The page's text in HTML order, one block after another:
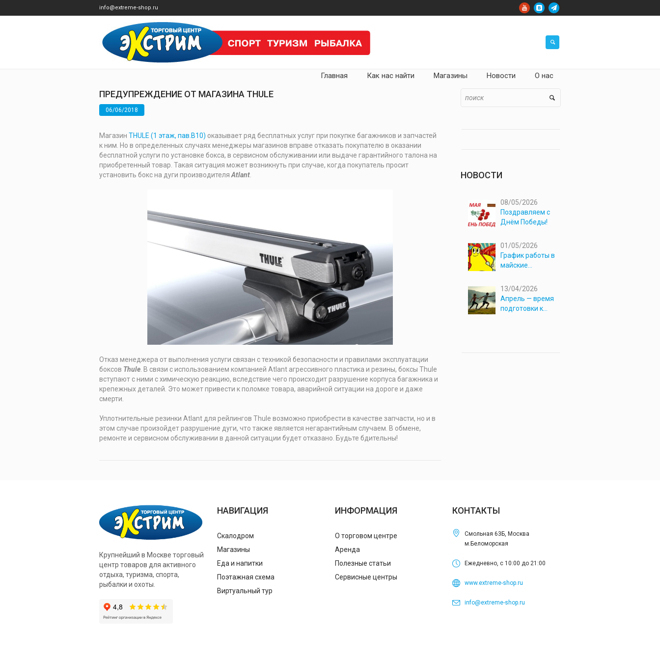
info@extreme-shop.ru
Главная Как нас найти Магазины Новости О нас
ПРЕДУПРЕЖДЕНИЕ ОТ МАГАЗИНА THULE
06/06/2018
Магазин THULE (1 этаж, пав.В10) оказывает ряд бесплатных услуг при покупке багажников и запчастей
к ним. Но в определенных случаях менеджеры магазинов вправе отказать покупателю в оказании
бесплатной услуги по установке бокса, в сервисном обслуживании или выдаче гарантийного талона на
приобретенный товар. Такая ситуация может возникнуть при случае, когда покупатель просит
установить бокс на дуги производителя Atlant
Отказ менеджера от выполнения услуги связан с техникой безопасности и правилами эксплуатации
боксов Thule . В связи с использованием компанией Atlant агрессивного пластика и резины, боксы Thule
вступают с ними с химическую реакцию, вследствие чего происходит разрушение корпуса багажника и
крепежных деталей. Это может привести к поломке товара, аварийной ситуации на дороге и даже
смерти.
Уплотнительные резинки Atlant для рейлингов Thule возможно приобрести в качестве запчасти, но и в
этом случае произойдет разрушение дуги, что также является негарантийным случаем. В обмене,
ремонте и сервисном обслуживании в данной ситуации будет отказано. Будьте бдительны!
НОВОСТИ
08/05/2026
Поздравляем с
Днём Победы!
01/05/2026
График работы в
майские
13/04/2026
Апрель — время
подготовки к
Крупнейший в Москве торговый
центр товаров для активного
отдыха, туризма, спорта,
рыбалки и охоты.
НАВИГАЦИЯ
Скалодром
Магазины
Еда и напитки
Поэтажная схема
Виртуальный тур
ИНФОРМАЦИЯ
О торговом центре
Аренда
Полезные статьи
Сервисные центры
КОНТАКТЫ
Смольная 63Б, Москва
м.Беломорская
Ежедневно, с 10:00 до 21:00
www.extreme-shop.ru
info@extreme-shop.ru